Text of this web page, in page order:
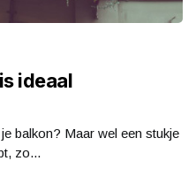
ideaal
balkon? Maar wel een stukje
zo...